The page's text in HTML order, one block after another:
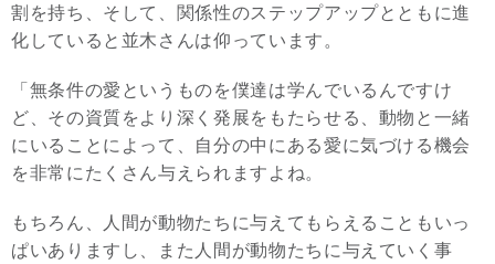
割を持ち、そして、関係性のステップアップとともに進
化していると並木さんは仰っています。
「無条件の愛というものを僕達は学んでいるんですけ
ど、その資質をより深く発展をもたらせる、動物と一緒
にいることによって、自分の中にある愛に気づける機会
を非常にたくさん与えられますよね。
もちろん、人間が動物たちに与えてもらえることもいっ
ぱいありますし、また人間が動物たちに与えていく事